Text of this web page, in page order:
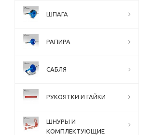
ШПАГА
РАПИРА
САБЛЯ
РУКОЯТКИ И ГАЙКИ
ШНУРЫ И
КОМПЛЕКТУЮЩИЕ